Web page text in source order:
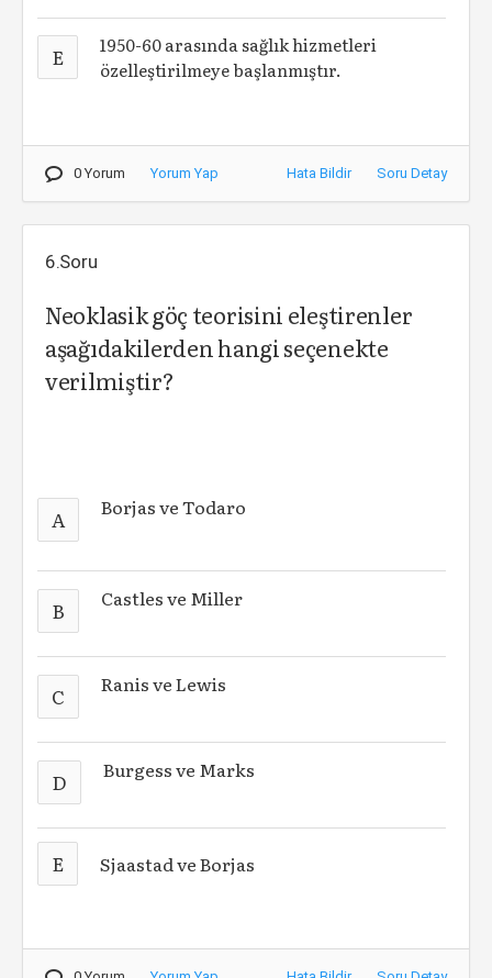
E
1950-60 arasında sağlık hizmetleri
özelleştirilmeye başlanmıştır.
0 Yorum Yorum Yap Hata Bildir Soru Detay
6.Soru
Neoklasik göç teorisini eleştirenler
aşağıdakilerden hangi seçenekte
verilmiştir?
A Borjas ve Todaro
B Castles ve Miller
C Ranis ve Lewis
D Burgess ve Marks
E Sjaastad ve Borjas